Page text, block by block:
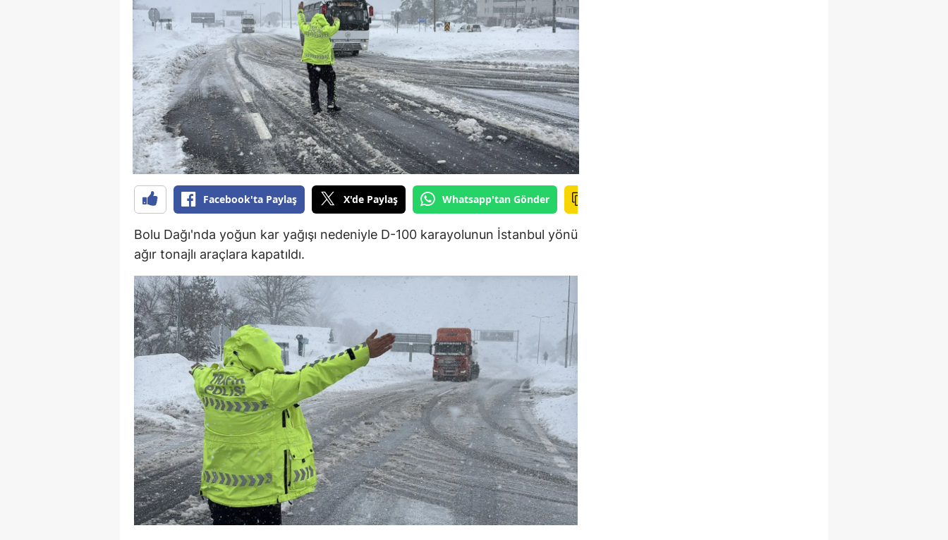
Bilecik
Bingöl
Bitlis
Bolu
Burdur
Bursa
Çanakkale
Çankırı
Çorum
Denizli
Diyarbakır
Edirne
Elazığ
Erzincan
Erzurum
Eskişehir
Gaziantep
Giresun
Facebook'ta Paylaş X'de Paylaş Whatsapp'tan Gönder
Bolu Dağı'nda yoğun kar yağışı nedeniyle D-100 karayolunun İstanbul yönü
ağır tonajlı araçlara kapatıldı.